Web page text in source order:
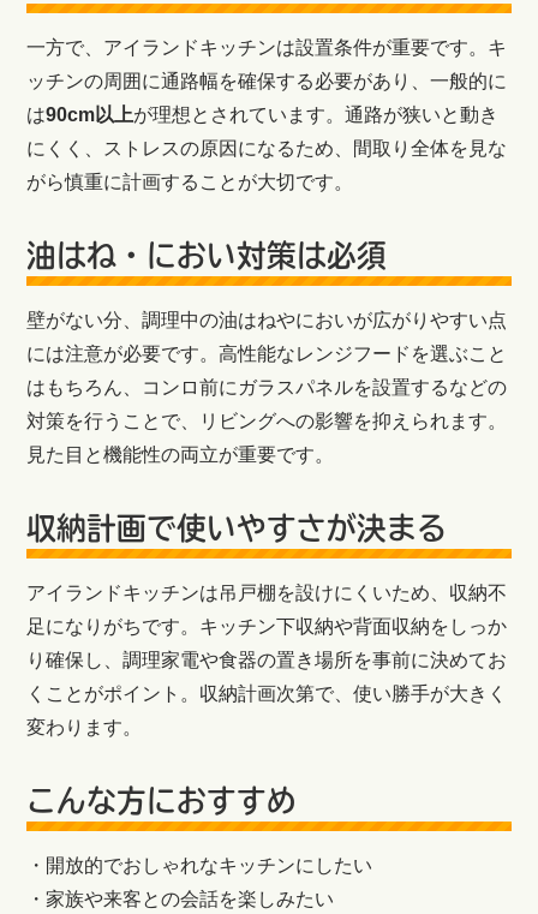
一方で、アイランドキッチンは設置条件が重要です。キ
ッチンの周囲に通路幅を確保する必要があり、一般的に
は90cm以上が理想とされています。通路が狭いと動き
にくく、ストレスの原因になるため、間取り全体を見な
がら慎重に計画することが大切です。
油はね・におい対策は必須
壁がない分、調理中の油はねやにおいが広がりやすい点
には注意が必要です。高性能なレンジフードを選ぶこと
はもちろん、コンロ前にガラスパネルを設置するなどの
対策を行うことで、リビングへの影響を抑えられます。
見た目と機能性の両立が重要です。
収納計画で使いやすさが決まる
アイランドキッチンは吊戸棚を設けにくいため、収納不
足になりがちです。キッチン下収納や背面収納をしっか
り確保し、調理家電や食器の置き場所を事前に決めてお
くことがポイント。収納計画次第で、使い勝手が大きく
変わります。
こんな方におすすめ
・開放的でおしゃれなキッチンにしたい
・家族や来客との会話を楽しみたい